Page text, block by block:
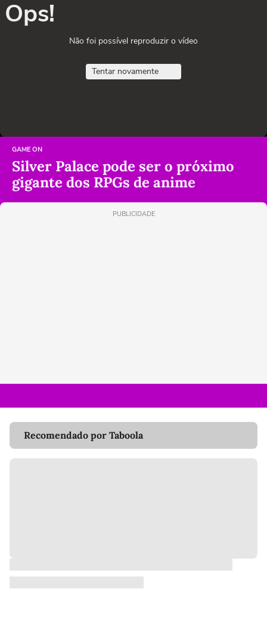
Ops!
Não foi possível reproduzir o vídeo
Tentar novamente
GAME ON
Silver Palace pode ser o próximo
gigante dos RPGs de anime
PUBLICIDADE
Recomendado por Taboola